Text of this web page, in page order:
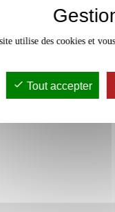
utilise des cookies et
Tout accepter